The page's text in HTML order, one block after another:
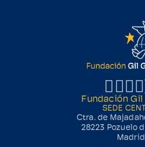
Fundación Gil
SEDE
Ctra. de
28223 Pozuelo
Madrid